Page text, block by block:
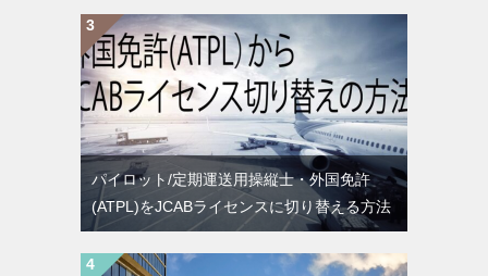
パイロット/定期運送用操縦士・外国免許
(ATPL)をJCABライセンスに切り替える方法